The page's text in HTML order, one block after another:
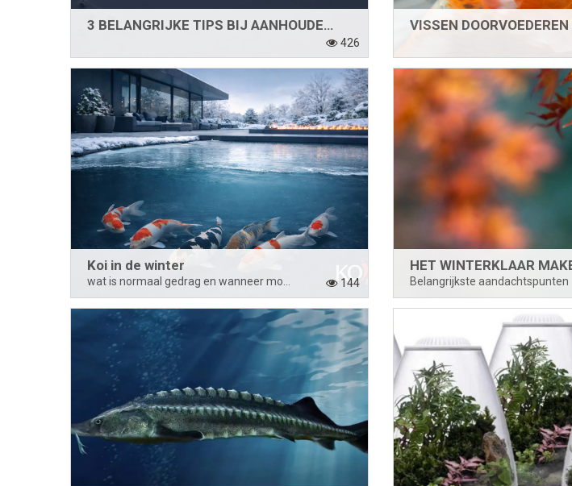
3 BELANGRIJKE TIPS BIJ AANHOUDENDE VRIESKOUDE
426
Koi in de winter
144 Belangrijkste aandachtspunten